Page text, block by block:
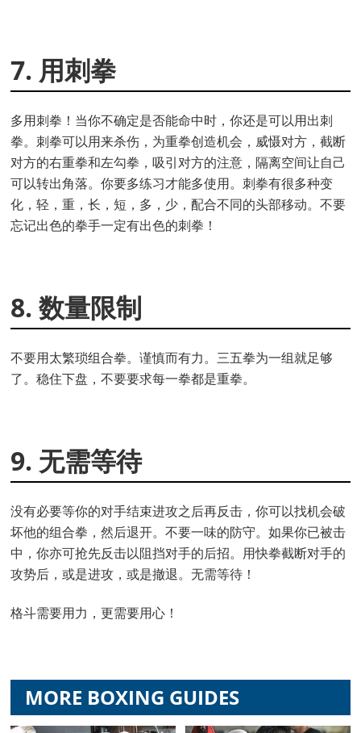
7. 用刺拳
多用刺拳！当你不确定是否能命中时，你还是可以用出刺
拳。刺拳可以用来杀伤，为重拳创造机会，威慑对方，截断
对方的右重拳和左勾拳，吸引对方的注意，隔离空间让自己
可以转出角落。你要多练习才能多使用。刺拳有很多种变
化，轻，重，长，短，多，少，配合不同的头部移动。不要
忘记出色的拳手一定有出色的刺拳！
8. 数量限制
不要用太繁琐组合拳。谨慎而有力。三五拳为一组就足够
了。稳住下盘，不要要求每一拳都是重拳。
9. 无需等待
没有必要等你的对手结束进攻之后再反击，你可以找机会破
坏他的组合拳，然后退开。不要一味的防守。如果你已被击
中，你亦可抢先反击以阻挡对手的后招。用快拳截断对手的
攻势后，或是进攻，或是撤退。无需等待！
格斗需要用力，更需要用心！
MORE BOXING GUIDES